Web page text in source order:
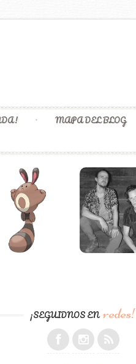
MAPA DEL BLOG
¡SEGUIDNOS ENredes!